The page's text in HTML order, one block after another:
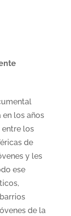
los años
los
de
y les
ese
de la